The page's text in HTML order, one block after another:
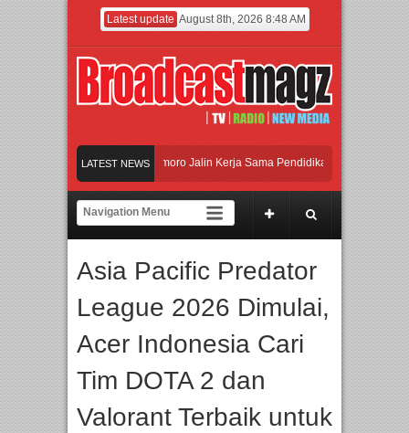
Latest update August 8th, 2026 8:48 AM
LATEST NEWS
Universitas Agung Podomoro Jalin Kerja Sama Pendidikan dan Riset untuk
Jakarta dengan Ribuan Mainan dan Produk Bayi dari Seluruh Dunia,
Universitas Agung Podomoro Jalin Kerja Sama Pendidikan dan Riset untuk
Asia Pacific Predator
League 2026 Dimulai,
Acer Indonesia Cari
Tim DOTA 2 dan
Valorant Terbaik untuk